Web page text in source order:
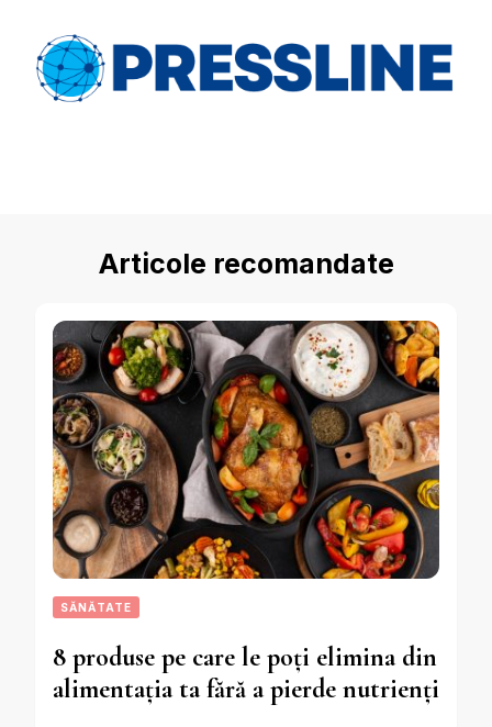
Articole recomandate
SĂNĂTATE
8 produse pe care le poți elimina din
alimentația ta fără a pierde nutrienți